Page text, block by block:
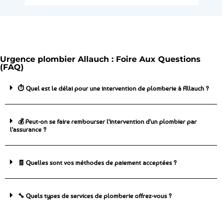
Urgence plombier Allauch : Foire Aux Questions
(FAQ)
⏱️ Quel est le délai pour une intervention de plomberie à Allauch ?
💰 Peut-on se faire rembourser l'intervention d'un plombier par
l'assurance ?
🧾 Quelles sont vos méthodes de paiement acceptées ?
🔧 Quels types de services de plomberie offrez-vous ?